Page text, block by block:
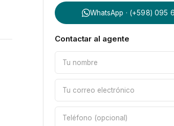
WhatsApp · (+598) 095
Contactar al agente